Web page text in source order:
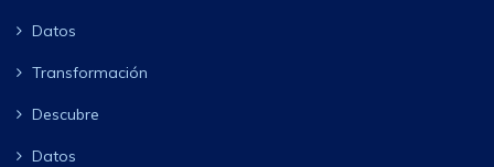
Datos
Transformación
Descubre
Datos